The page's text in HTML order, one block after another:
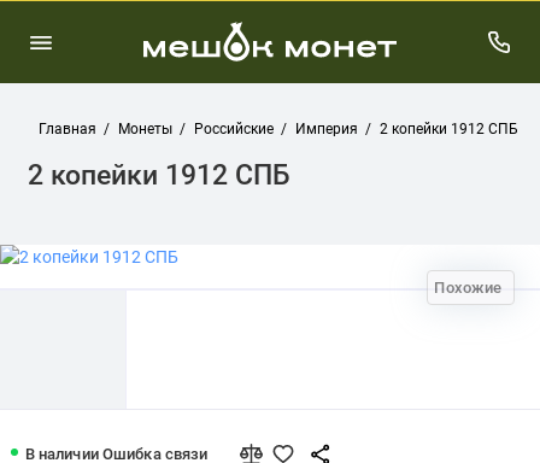
Главная Монеты Российские Империя 2 копейки 1912 СПБ
2 копейки 1912 СПБ
Похожие
В наличии Ошибка связи